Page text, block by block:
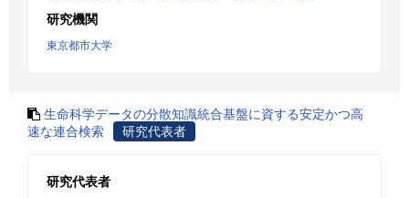
研究機関
東京都市大学
生命科学データの分散知識統合基盤に資する安定かつ高
速な連合検索
研究代表者
研究代表者